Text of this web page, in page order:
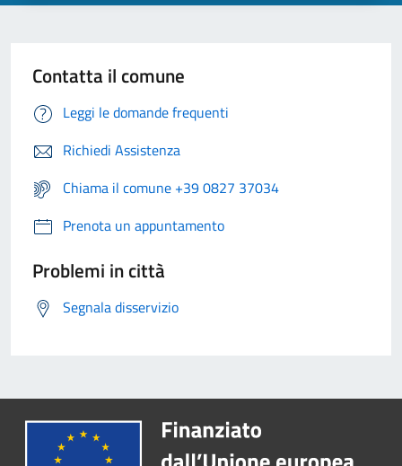
Contatta il comune
Leggi le domande frequenti
Richiedi Assistenza
Chiama il comune +39 0827 37034
Prenota un appuntamento
Problemi in città
Segnala disservizio